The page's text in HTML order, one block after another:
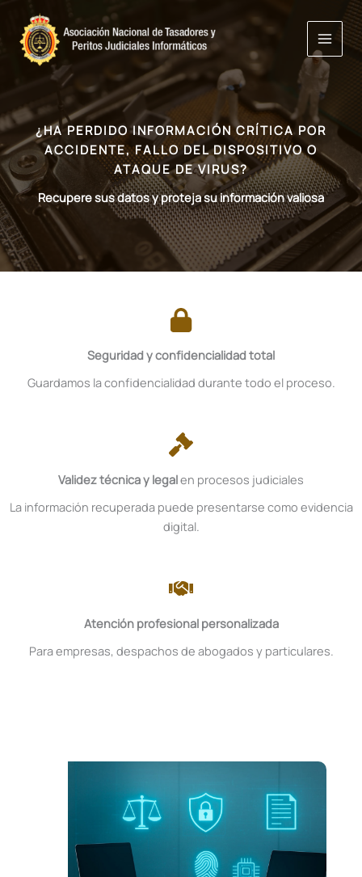
contenido
¿HA PERDIDO INFORMACIÓN CRÍTICA POR
ACCIDENTE, FALLO DEL DISPOSITIVO O
ATAQUE DE VIRUS?
Recupere sus datos y proteja su información valiosa
Seguridad y confidencialidad total
Guardamos la confidencialidad durante todo el proceso.
Validez técnica y legalen procesos judiciales
La información recuperada puede presentarse como evidencia
digital.
Atención profesional personalizada
Para empresas, despachos de abogados y particulares.